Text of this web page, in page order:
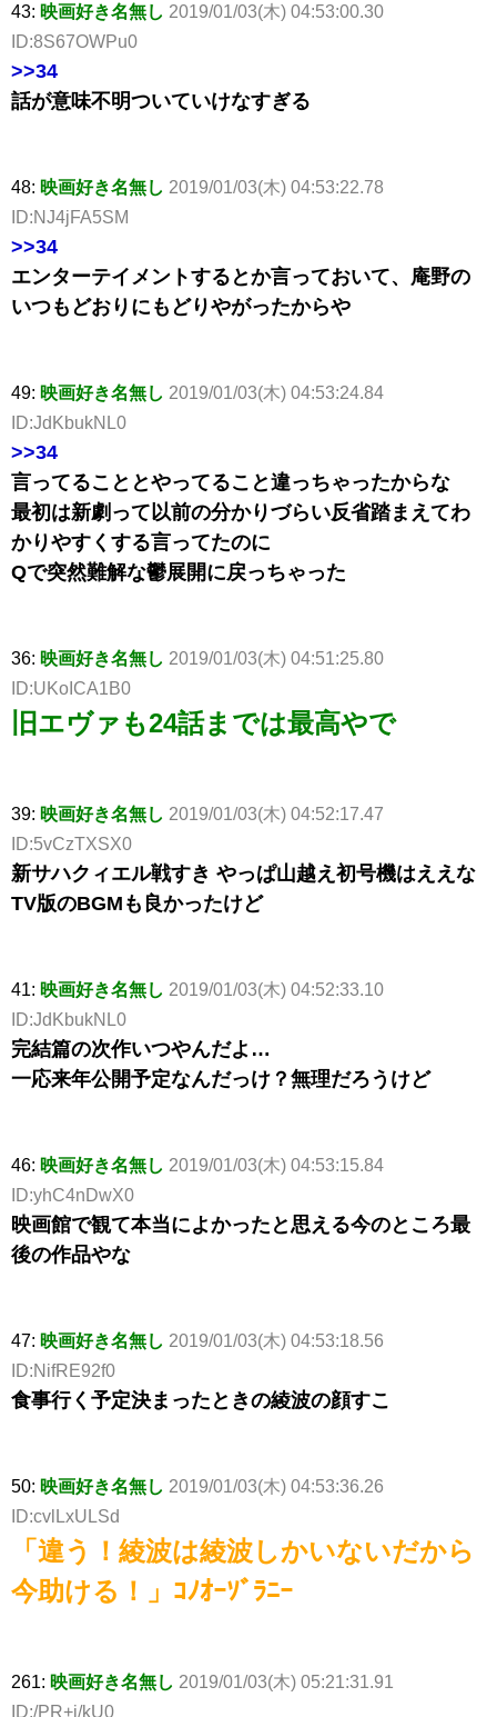
43: 映画好き名無し 2019/01/03(木) 04:53:00.30
ID:8S67OWPu0
>>34
話が意味不明ついていけなすぎる
48: 映画好き名無し 2019/01/03(木) 04:53:22.78
ID:NJ4jFA5SM
>>34
エンターテイメントするとか言っておいて、庵野の
いつもどおりにもどりやがったからや
49: 映画好き名無し 2019/01/03(木) 04:53:24.84
ID:JdKbukNL0
>>34
言ってることとやってること違っちゃったからな
最初は新劇って以前の分かりづらい反省踏まえてわ
かりやすくする言ってたのに
Qで突然難解な鬱展開に戻っちゃった
36: 映画好き名無し 2019/01/03(木) 04:51:25.80
ID:UKoICA1B0
旧エヴァも24話までは最高やで
39: 映画好き名無し 2019/01/03(木) 04:52:17.47
ID:5vCzTXSX0
新サハクィエル戦すき やっぱ山越え初号機はええな
TV版のBGMも良かったけど
41: 映画好き名無し 2019/01/03(木) 04:52:33.10
ID:JdKbukNL0
完結篇の次作いつやんだよ…
一応来年公開予定なんだっけ？無理だろうけど
46: 映画好き名無し 2019/01/03(木) 04:53:15.84
ID:yhC4nDwX0
映画館で観て本当によかったと思える今のところ最
後の作品やな
47: 映画好き名無し 2019/01/03(木) 04:53:18.56
ID:NifRE92f0
食事行く予定決まったときの綾波の顔すこ
50: 映画好き名無し 2019/01/03(木) 04:53:36.26
ID:cvlLxULSd
「違う！綾波は綾波しかいないだから
今助ける！」ｺﾉｵｰｿﾞﾗﾆｰ
261: 映画好き名無し 2019/01/03(木) 05:21:31.91
ID:/PR+j/kU0